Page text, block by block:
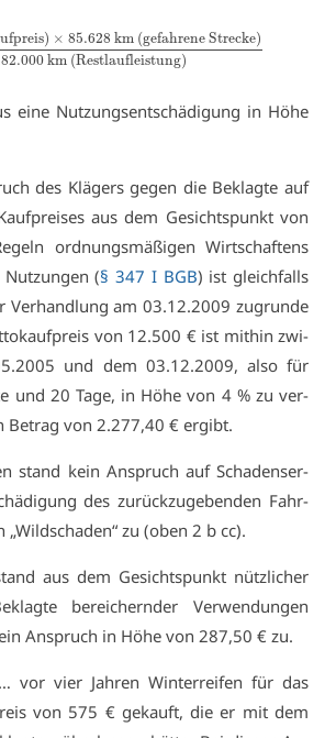
× 85.628 km (gefahrene Strecke)
km (Restlaufleistung)
ei­ne Nut­zungs­ent­schä­di­gung in Hö­he
des Klä­gers ge­gen die Be­klag­te auf
aus dem Ge­sichts­punkt von
ord­nungs­mä­ßi­gen Wirt­schaf­tens
(§ 347 I BGB) ist gleich­falls
Ver­hand­lung am 03.12.2009 zu­grun­de
von 12.500 € ist mit­hin zwi­
und dem 03.12.2009, al­so für
und 20 Ta­ge, in Hö­he von 4 % zu ver­
Be­trag von 2.277,40 € er­gibt.
stand kein An­spruch auf Scha­dens­er­
des zu­rück­zu­ge­ben­den Fahr­
zu (oben 2 b cc).
aus dem Ge­sichts­punkt nütz­li­cher
be­rei­chern­der Ver­wen­dun­gen
An­spruch in Hö­he von 287,50 € zu.
vor vier Jah­ren Win­ter­rei­fen für das
von 575 € ge­kauft, die er mit dem